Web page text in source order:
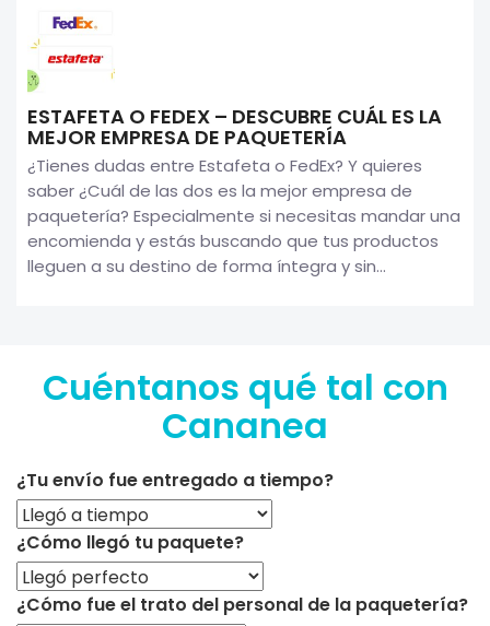
ESTAFETA O FEDEX – DESCUBRE CUÁL ES LA
MEJOR EMPRESA DE PAQUETERÍA
¿Tienes dudas entre Estafeta o FedEx? Y quieres
saber ¿Cuál de las dos es la mejor empresa de
paquetería? Especialmente si necesitas mandar una
encomienda y estás buscando que tus productos
lleguen a su destino de forma íntegra y sin...
Cuéntanos qué tal con
Cananea
¿Tu envío fue entregado a tiempo?
¿Cómo llegó tu paquete?
¿Cómo fue el trato del personal de la paquetería?